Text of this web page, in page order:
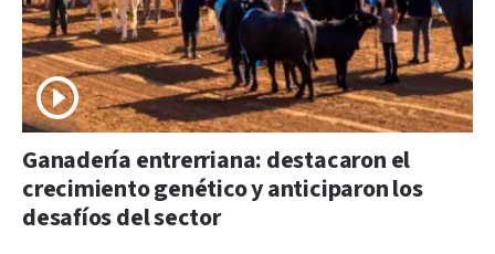
Ganadería entrerriana: destacaron el
crecimiento genético y anticiparon los
desafíos del sector